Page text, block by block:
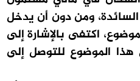
ومن دون أن يدخل
اكتفى بالإشارة إلى
هذا الموضوع للتوصل إلى